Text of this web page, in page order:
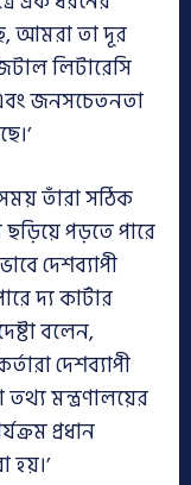
আমরা তা দূর
লিটারেসি
জনসচেতনতা
তাঁরা সঠিক
পড়তে পারে
দেশব্যাপী
দ্য কার্টার
বলেন,
দেশব্যাপী
তথ্য মন্ত্রণালয়ের
প্রধান
হয়।’